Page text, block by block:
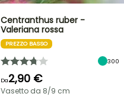
Centranthus ruber -
Valeriana rossa
PREZZO BASSO
300
Da2,90 €
Vasetto da 8/9 cm